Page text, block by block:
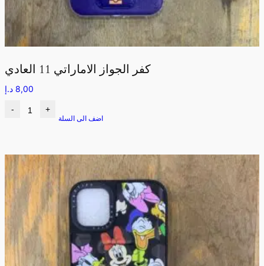
كفر الجواز الاماراتي 11 العادي
8,00 د.إ
- +
اضف الى السلة